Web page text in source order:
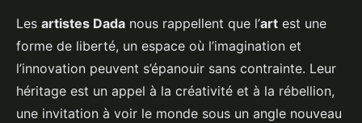
Les artistes Dada nous rappellent que l’art est une
forme de liberté, un espace où l’imagination et
l’innovation peuvent s’épanouir sans contrainte. Leur
héritage est un appel à la créativité et à la rébellion,
une invitation à voir le monde sous un angle nouveau